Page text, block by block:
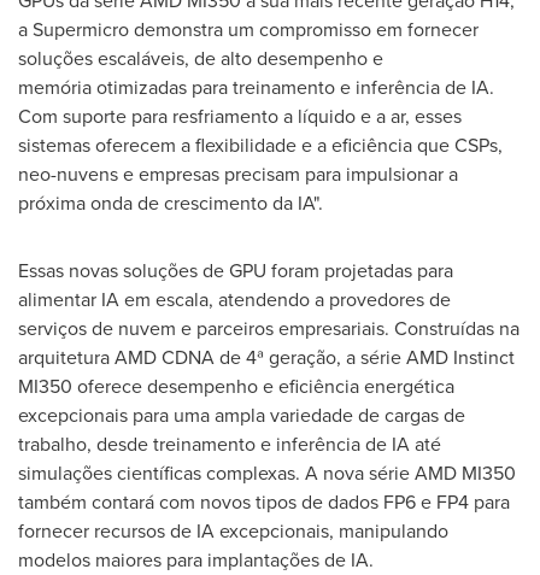
a Supermicro demonstra um compromisso em fornecer
soluções escaláveis, de alto desempenho e
memória otimizadas para treinamento e inferência de IA.
Com suporte para resfriamento a líquido e a ar, esses
sistemas oferecem a flexibilidade e a eficiência que CSPs,
neo-nuvens e empresas precisam para impulsionar a
próxima onda de crescimento da IA".
Essas novas soluções de GPU foram projetadas para
alimentar IA em escala, atendendo a provedores de
serviços de nuvem e parceiros empresariais. Construídas na
arquitetura AMD CDNA de 4ª geração, a série AMD Instinct
MI350 oferece desempenho e eficiência energética
excepcionais para uma ampla variedade de cargas de
trabalho, desde treinamento e inferência de IA até
simulações científicas complexas. A nova série AMD MI350
também contará com novos tipos de dados FP6 e FP4 para
fornecer recursos de IA excepcionais, manipulando
modelos maiores para implantações de IA.